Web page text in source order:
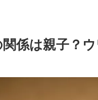
係は親子？